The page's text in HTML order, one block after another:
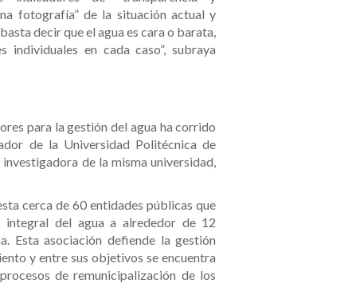
fotografía” de la situación actual y
decir que el agua es cara o barata,
en cada caso”, subraya
para la gestión del agua ha corrido
de la Universidad Politécnica de
de la misma universidad,
cerca de 60 entidades públicas que
integral del agua a alrededor de 12
Esta asociación defiende la gestión
y entre sus objetivos se encuentra
de remunicipalización de los